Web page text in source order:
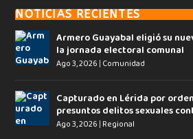
NOTICIAS RECIENTES
Armero Guayabal eligió su
la jornada electoral comunal
Ago 3, 2026 | Comunidad
Capturado en Lérida por
presuntos delitos sexuales
Ago 3, 2026 | Regional